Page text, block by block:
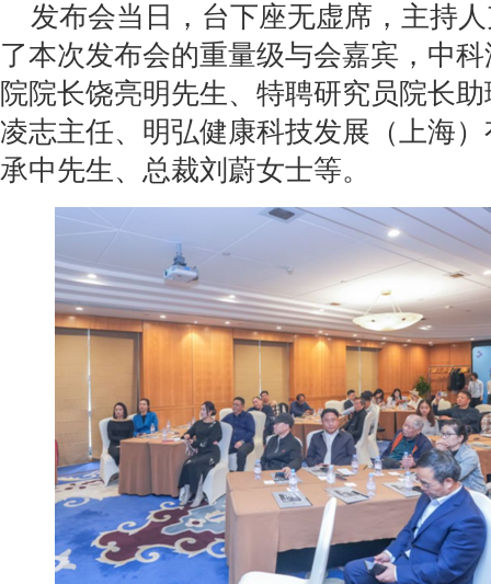
发布会当日，台下座无虚席，主持
了本次发布会的重量级与会嘉宾， 中
院院长饶亮明先生、特聘研究员院长
凌志主任、明弘健康科技发展（上海
承中先生、总裁刘蔚女士等。